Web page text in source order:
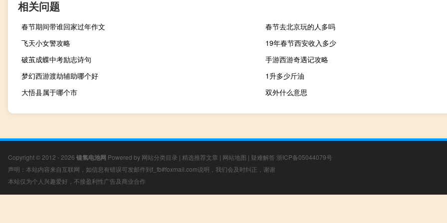
相关问题
春节期间带谁回家过年作文
春节去北京玩的人多吗
飞天小女警攻略
19年春节西安收入多少
破茧成蝶中考励志诗句
手游西游奇遇记攻略
梦幻西游渡劫辅助哪个好
1升多少斤油
大悟县属于哪个市
双外什么意思
Copyright © 2012 - 2026 镍氢电池网 Powered by 网站分类目录 | 精选推荐文章 | 网站地图 | 疑难解答 浙ICP备05044079号
声明：本站内容来自互联网，如信息有错误可发邮件到f_fb#foxmail.com说明，我们会及时纠正，谢谢
本站仅为个人兴趣爱好，不接盈利性广告及商业合作